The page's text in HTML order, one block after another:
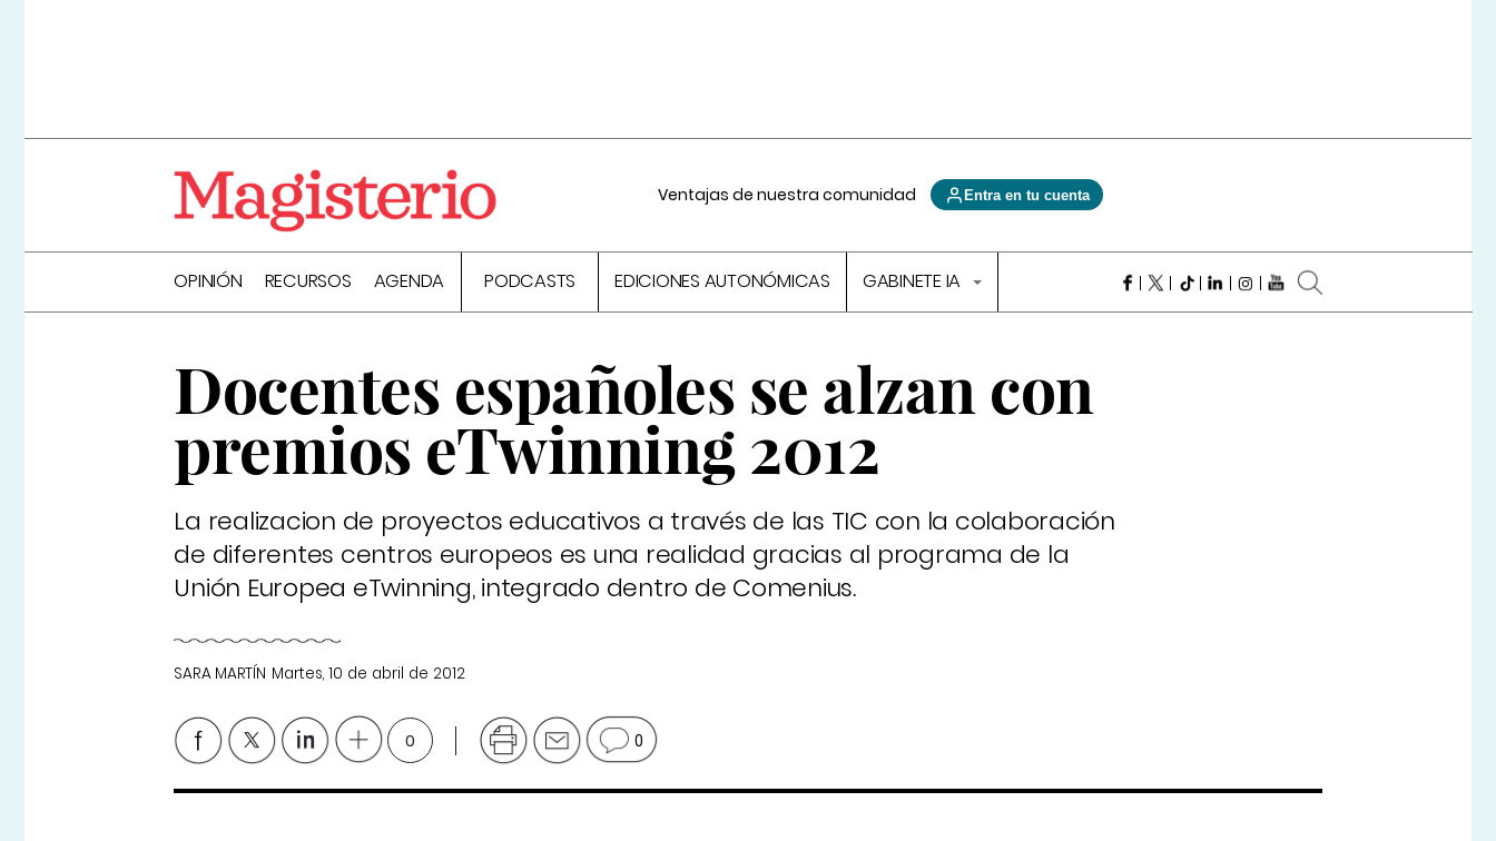
Ventajas de nuestra comunidad Entra en tu cuenta
OPINIÓN RECURSOS AGENDA PODCASTS EDICIONES AUTONÓMICAS GABINETE IA
Docentes españoles se alzan con
premios eTwinning 2012
La realizacion de proyectos educativos a través de las TIC con la colaboración
de diferentes centros europeos es una realidad gracias al programa de la
Unión Europea eTwinning, integrado dentro de Comenius.
SARA MARTÍN Martes, 10 de abril de 2012
0 0